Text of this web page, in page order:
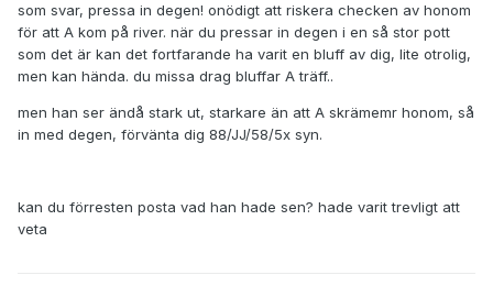
som svar, pressa in degen! onödigt att riskera checken av honom
för att A kom på river. när du pressar in degen i en så stor pott
som det är kan det fortfarande ha varit en bluff av dig, lite otrolig,
men kan hända. du missa drag bluffar A träff..
men han ser ändå stark ut, starkare än att A skrämemr honom, så
in med degen, förvänta dig 88/JJ/58/5x syn.
kan du förresten posta vad han hade sen? hade varit trevligt att
veta